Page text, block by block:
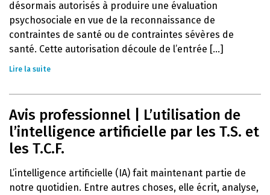
désormais autorisés à produire une évaluation
psychosociale en vue de la reconnaissance de
contraintes de santé ou de contraintes sévères de
santé. Cette autorisation découle de l’entrée [...]
Lire la suite
Avis professionnel | L’utilisation de
l’intelligence artificielle par les T.S. et
les T.C.F.
L’intelligence artificielle (IA) fait maintenant partie de
notre quotidien. Entre autres choses, elle écrit, analyse,